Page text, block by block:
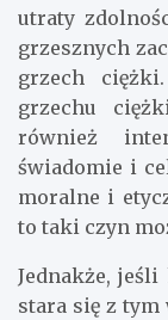
utraty
grzesznych
grzech
grzechu
również
świadomie i
moralne i
to taki czyn
Jednakże,
stara się z tym